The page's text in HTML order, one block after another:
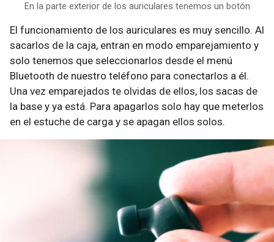
En la parte exterior de los auriculares tenemos un botón
El funcionamiento de los auriculares es muy sencillo. Al
sacarlos de la caja, entran en modo emparejamiento y
solo tenemos que seleccionarlos desde el menú
Bluetooth de nuestro teléfono para conectarlos a él.
Una vez emparejados te olvidas de ellos, los sacas de
la base y ya está. Para apagarlos solo hay que meterlos
en el estuche de carga y se apagan ellos solos.